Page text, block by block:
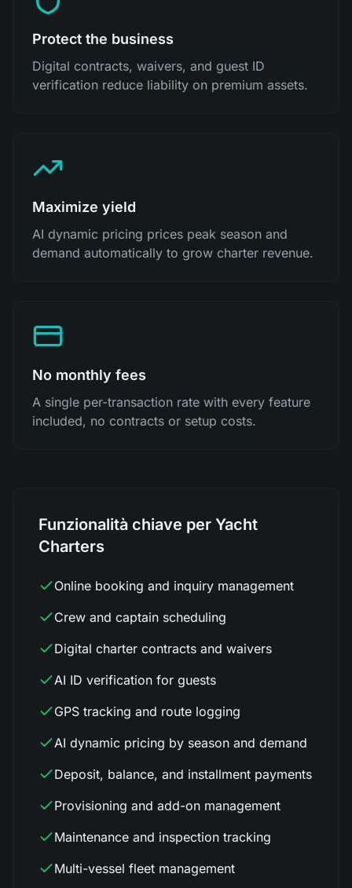
Protect the business
Digital contracts, waivers, and guest ID
verification reduce liability on premium assets.
Maximize yield
AI dynamic pricing prices peak season and
demand automatically to grow charter revenue.
No monthly fees
A single per-transaction rate with every feature
included, no contracts or setup costs.
Funzionalità chiave per Yacht
Charters
Online booking and inquiry management
Crew and captain scheduling
Digital charter contracts and waivers
AI ID verification for guests
GPS tracking and route logging
AI dynamic pricing by season and demand
Deposit, balance, and installment payments
Provisioning and add-on management
Maintenance and inspection tracking
Multi-vessel fleet management